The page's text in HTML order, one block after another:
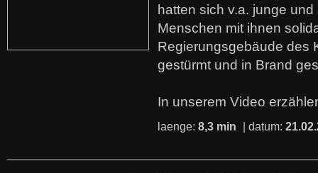
hatten sich v.a. junge
Menschen mit ihnen
Regierungsgebäude des
gestürmt und in Brand
In unserem Video
laenge: 8,3 min | datum: